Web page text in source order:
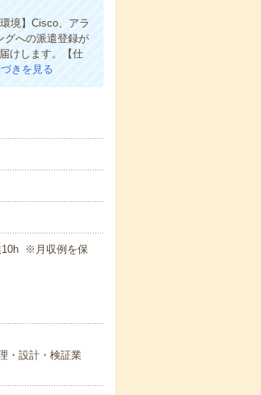
境】Cisco、アラ
グへの派遣登録が
けします。【仕
きを見る
10h ※月収例を保
・設計・検証業